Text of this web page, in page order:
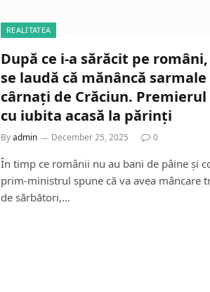
REALITATEA
După ce i-a sărăcit pe
se laudă că mănâncă sarmale
cârnați de Crăciun.
cu iubita acasă la părinți
Byadmin December 25, 2025 0
În timp ce românii nu au bani de pâine și
prim-ministrul spune că va avea mâncare
de sărbători,…